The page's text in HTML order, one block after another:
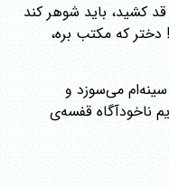
کشید، باید شوهر کند
که مکتب بره،
می‌سوزد و
ناخودآگاه قفسه‌ی